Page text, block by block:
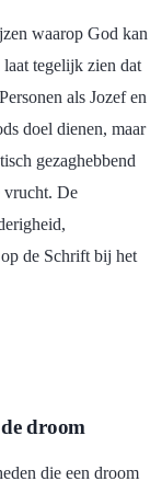
waarop God kan
tegelijk zien dat
als Jozef en
doel dienen, maar
gezaghebbend
vrucht. De
de Schrift bij het
droom
die een droom